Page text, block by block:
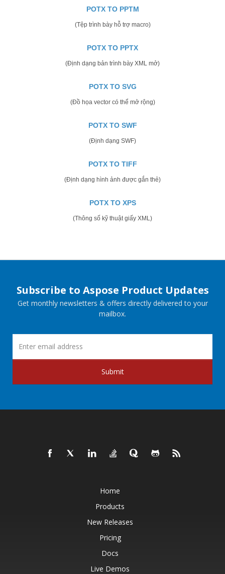
POTX TO PPTM
(Tệp trình bày hỗ trợ macro)
POTX TO PPTX
(Định dạng bản trình bày XML mở)
POTX TO SVG
(Đồ họa vector có thể mở rộng)
POTX TO SWF
(Định dạng SWF)
POTX TO TIFF
(Định dạng hình ảnh được gắn thẻ)
POTX TO XPS
(Thông số kỹ thuật giấy XML)
Subscribe to Aspose Product Updates
Get monthly newsletters & offers directly delivered to your
mailbox.
Submit
Home
Products
New Releases
Pricing
Docs
Live Demos